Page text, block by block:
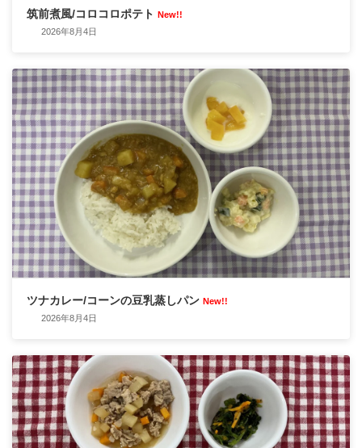
筑前煮風/コロコロポテト New!!
2026年8月4日
ツナカレー/コーンの豆乳蒸しパン New!!
2026年8月4日